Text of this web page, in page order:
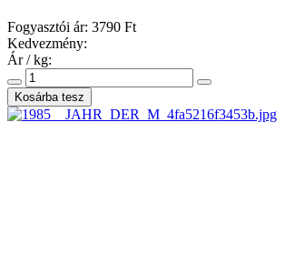
Fogyasztói ár: 3790 Ft
Kedvezmény:
Ár / kg: